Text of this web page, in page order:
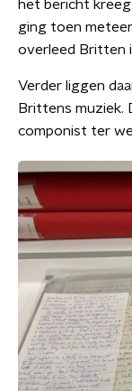
het bericht
ging toen
overleed Britten
Verder liggen
Brittens muziek.
componist ter